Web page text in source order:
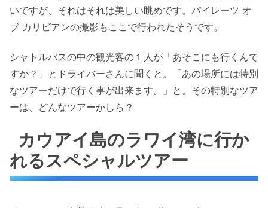
いですが、それはそれは美しい眺めです。パイレーツ オ
ブ カリビアンの撮影もここで行われたそうです。
シャトルバスの中の観光客の１人が「あそこにも行くんで
すか？」とドライバーさんに聞くと。「あの場所には特別
なツアーだけで行く事が出来ます。」と。その特別なツア
ーは、どんなツアーかしら？
カウアイ島のラワイ湾に行か
れるスペシャルツアー